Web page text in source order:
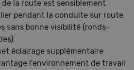
la route est sensiblement
pendant la conduite sur route
sans bonne visibilité (ronds-
éclairage supplémentaire
l'environnement de travail